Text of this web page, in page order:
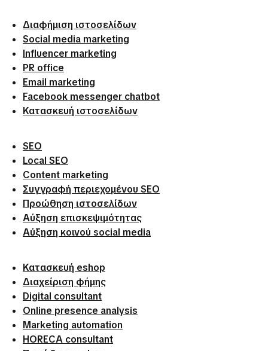
Διαφήμιση ιστοσελίδων
Social media marketing
Influencer marketing
PR office
Email marketing
Facebook messenger chatbot
Κατασκευή ιστοσελίδων
SEO
Local SEO
Content marketing
Συγγραφή περιεχομένου SEO
Προώθηση ιστοσελίδων
Αύξηση επισκεψιμότητας
Αύξηση κοινού social media
Κατασκευή eshop
Διαχείριση φήμης
Digital consultant
Online presence analysis
Marketing automation
HORECA consultant